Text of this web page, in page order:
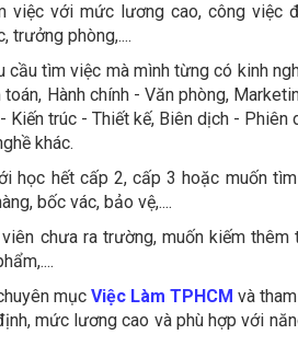
việc với mức lương cao, công việc
trưởng phòng,....
cầu tìm việc mà mình từng có kinh
Hành chính - Văn phòng,
trúc - Thiết kế, Biên dịch - Phiên
khác.
học hết cấp 2, cấp 3 hoặc muốn
bốc vác, bảo vệ,....
chưa ra trường, muốn kiếm thêm
mụcViệc Làm TPHCM và
mức lương cao và phù hợp với